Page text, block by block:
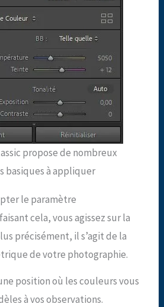
propose de nombreux
basiques à appliquer
le paramètre
cela, vous agissez sur la
précisément, il s’agit de la
de votre photographie.
position où les couleurs vous
à vos observations.